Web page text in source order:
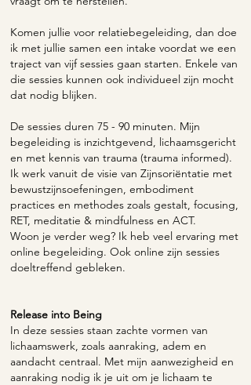
Komen jullie voor relatiebegeleiding, dan doe
ik met jullie samen een intake voordat we een
traject van vijf sessies gaan starten. Enkele van
die sessies kunnen ook individueel zijn mocht
dat nodig blijken.
De sessies duren 75 - 90 minuten. Mijn
begeleiding is inzichtgevend, lichaamsgericht
en met kennis van trauma (trauma informed).
Ik werk vanuit de visie van Zijnsoriëntatie met
bewustzijnsoefeningen, embodiment
practices en methodes zoals gestalt, focusing,
RET, meditatie & mindfulness en ACT.
Woon je verder weg? Ik heb veel ervaring met
online begeleiding. Ook online zijn sessies
doeltreffend gebleken.
Release into Being
In deze sessies staan zachte vormen van
lichaamswerk, zoals aanraking, adem en
aandacht centraal. Met mijn aanwezigheid en
aanraking nodig ik je uit om je lichaam te